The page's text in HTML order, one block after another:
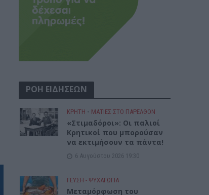
ΡΟΗ ΕΙΔΗΣΕΩΝ
ΚΡΗΤΗ • ΜΑΤΙΕΣ ΣΤΟ ΠΑΡΕΛΘΟΝ
«Στιμαδόροι»: Οι παλιοί
Κρητικοί που μπορούσαν
να εκτιμήσουν τα πάντα!
6 Αυγούστου 2026 19:30
ΓΕΎΣΗ - ΨΥΧΑΓΩΓΊΑ
Μεταμόρφωση του